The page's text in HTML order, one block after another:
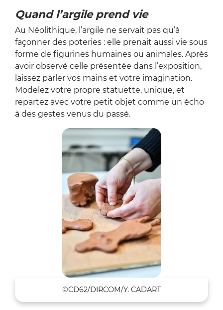
Quand l’argile prend vie
Au Néolithique, l’argile ne servait pas qu’à
façonner des poteries : elle prenait aussi vie sous
forme de figurines humaines ou animales. Après
avoir observé celle présentée dans l’exposition,
laissez parler vos mains et votre imagination.
Modelez votre propre statuette, unique, et
repartez avec votre petit objet comme un écho
à des gestes venus du passé.
©CD62/DIRCOM/Y. CADART